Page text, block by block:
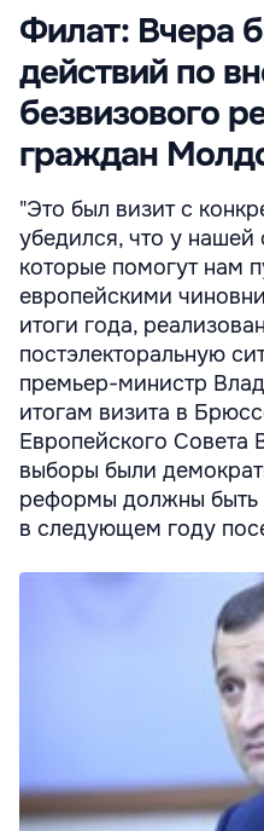
Филат: Вчера
действий по
безвизового
граждан
"Это был визит с
убедился, что у нашей
которые помогут нам
европейскими
итоги года,
постэлекторальную
премьер-министр
итогам визита в
Европейского Совета
выборы были
реформы должны
в следующем году